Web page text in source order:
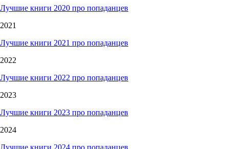
Лучшие книги 2020 про попаданцев
2021
Лучшие книги 2021 про попаданцев
2022
Лучшие книги 2022 про попаданцев
2023
Лучшие книги 2023 про попаданцев
2024
Лучшие книги 2024 про попаданцев